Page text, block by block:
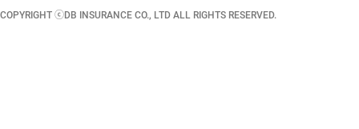
COPYRIGHT ⓒDB INSURANCE CO., LTD ALL RIGHTS RESERVED.